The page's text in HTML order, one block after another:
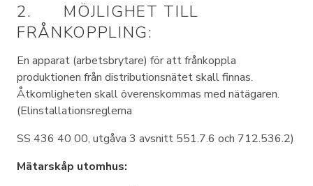
2. MÖJLIGHET TILL
FRÅNKOPPLING:
En apparat (arbetsbrytare) för att frånkoppla
produktionen från distributionsnätet skall finnas.
Åtkomligheten skall överenskommas med nätägaren.
(Elinstallationsreglerna
SS 436 40 00, utgåva 3 avsnitt 551.7.6 och 712.536.2)
Mätarskåp utomhus: